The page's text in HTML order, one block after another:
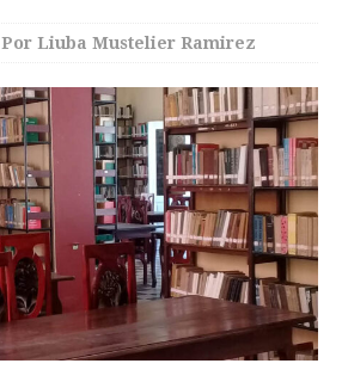
Por Liuba Mustelier Ramirez